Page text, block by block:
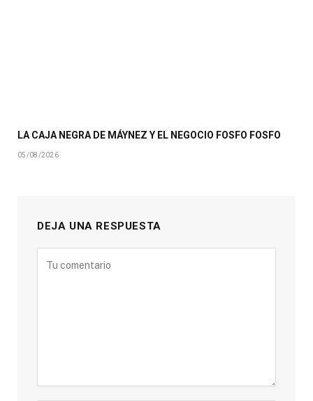
LA CAJA NEGRA DE MÁYNEZ Y EL NEGOCIO FOSFO FOSFO
05/08/2026
DEJA UNA RESPUESTA